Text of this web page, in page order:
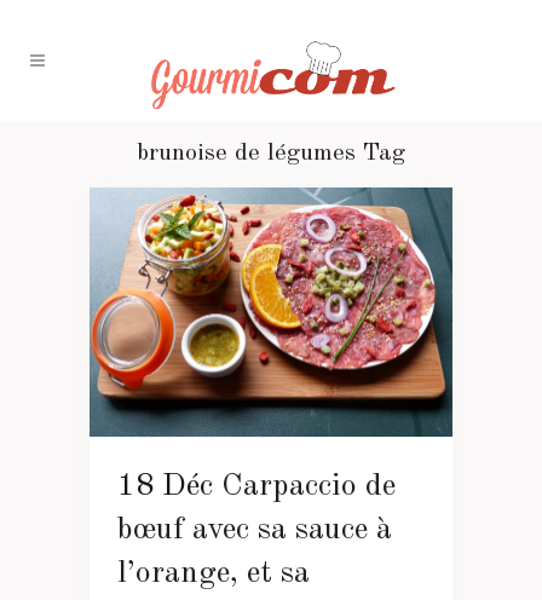
brunoise de légumes Tag
18 Déc Carpaccio de
bœuf avec sa sauce à
l’orange, et sa